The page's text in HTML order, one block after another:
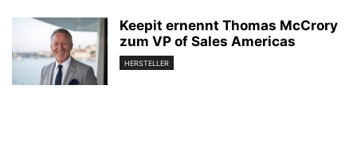
Keepit ernennt Thomas McCrory
zum VP of Sales Americas
HERSTELLER